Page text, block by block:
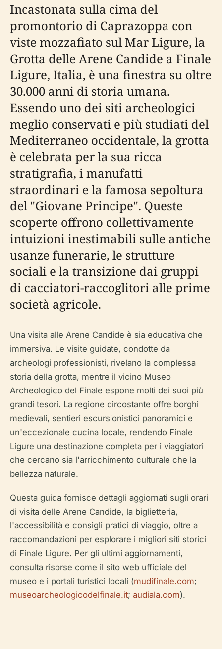
Incastonata sulla cima del
promontorio di Caprazoppa con
viste mozzafiato sul Mar Ligure, la
Grotta delle Arene Candide a Finale
Ligure, Italia, è una finestra su oltre
30.000 anni di storia umana.
Essendo uno dei siti archeologici
meglio conservati e più studiati del
Mediterraneo occidentale, la grotta
è celebrata per la sua ricca
stratigrafia, i manufatti
straordinari e la famosa sepoltura
del "Giovane Principe". Queste
scoperte offrono collettivamente
intuizioni inestimabili sulle antiche
usanze funerarie, le strutture
sociali e la transizione dai gruppi
di cacciatori-raccoglitori alle prime
società agricole.
Una visita alle Arene Candide è sia educativa che
immersiva. Le visite guidate, condotte da
archeologi professionisti, rivelano la complessa
storia della grotta, mentre il vicino Museo
Archeologico del Finale espone molti dei suoi più
grandi tesori. La regione circostante offre borghi
medievali, sentieri escursionistici panoramici e
un'eccezionale cucina locale, rendendo Finale
Ligure una destinazione completa per i viaggiatori
che cercano sia l'arricchimento culturale che la
bellezza naturale.
Questa guida fornisce dettagli aggiornati sugli orari
di visita delle Arene Candide, la biglietteria,
l'accessibilità e consigli pratici di viaggio, oltre a
raccomandazioni per esplorare i migliori siti storici
di Finale Ligure. Per gli ultimi aggiornamenti,
consulta risorse come il sito web ufficiale del
museo e i portali turistici locali (mudifinale.com;
museoarcheologicodelfinale.it; audiala.com).